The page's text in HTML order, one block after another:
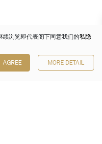
续浏览即代表阁下同意我们的私隐
AGREE MORE DETAIL